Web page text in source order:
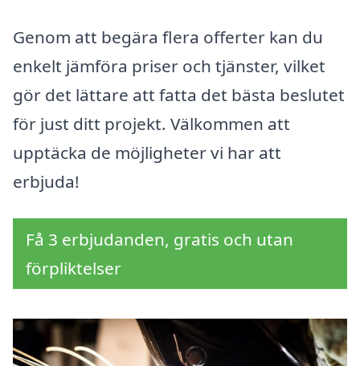
Genom att begära flera offerter kan du
enkelt jämföra priser och tjänster, vilket
gör det lättare att fatta det bästa beslutet
för just ditt projekt. Välkommen att
upptäcka de möjligheter vi har att
erbjuda!
Få 3 erbjudanden, gratis och utan
förpliktelser